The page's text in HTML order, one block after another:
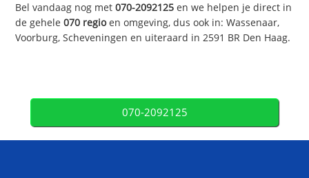
Bel vandaag nog met070-2092125 en we helpen je direct in
de gehele070 regioen omgeving, dus ook in: Wassenaar,
Voorburg, Scheveningen en uiteraard in 2591 BR Den Haag.
070-2092125